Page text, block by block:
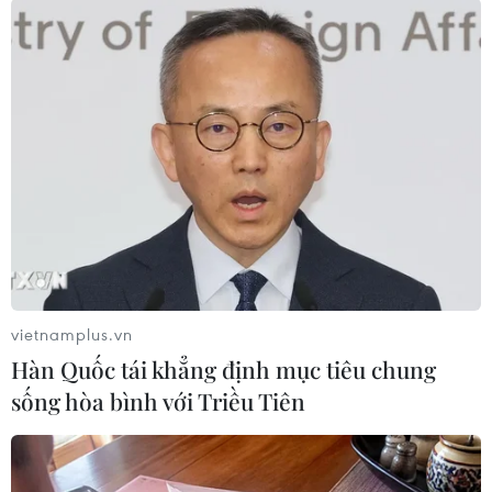
Theo dõi VietnamPlus
TIN LIÊN QUAN
vietnamplus.vn
Hàn Quốc tái khẳng định mục tiêu chung
sống hòa bình với Triều Tiên